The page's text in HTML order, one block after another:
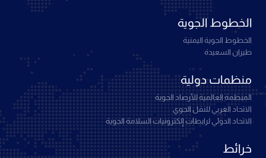
الخطوط الجوية
الخطوط الجوية اليمنية
طيران السعيدة
منظمات دولية
المنظمة العالمية للأرصاد الجوية
الاتحاد العربي للنقل الجوي
الاتحاد الدولي لرابطات إلكترونيات السلامة الجوية
خرائط